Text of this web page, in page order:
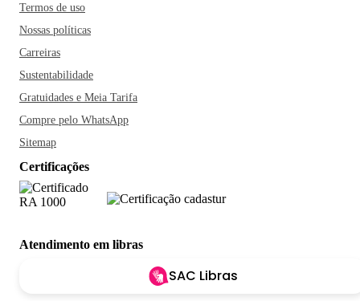
Termos de uso
Nossas políticas
Carreiras
Sustentabilidade
Gratuidades e Meia Tarifa
Compre pelo WhatsApp
Sitemap
Certificações
Atendimento em libras
SAC Libras